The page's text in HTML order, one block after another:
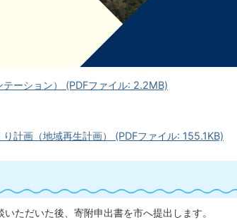
ーション） (PDFファイル: 2.2MB)
計画（地域再生計画） (PDFファイル: 155.1KB)
ただいた後、寄附申出書を市へ提出します。